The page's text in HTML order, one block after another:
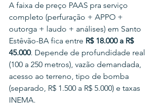
A faixa de preço PAAS pra serviço
completo (perfuração + APPO +
outorga + laudo + análises) em Santo
Estêvão-BA fica entre R$ 18.000 a R$
45.000. Depende de profundidade real
(100 a 250 metros), vazão demandada,
acesso ao terreno, tipo de bomba
(separado, R$ 1.500 a R$ 5.000) e taxas
INEMA.